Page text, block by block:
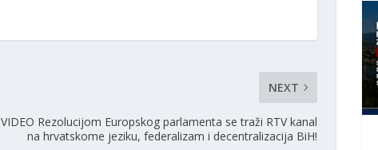
NEXT
VIDEO Rezolucijom Europskog parlamenta se traži RTV kanal
na hrvatskome jeziku, federalizam i decentralizacija BiH!